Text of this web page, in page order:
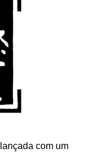
com um